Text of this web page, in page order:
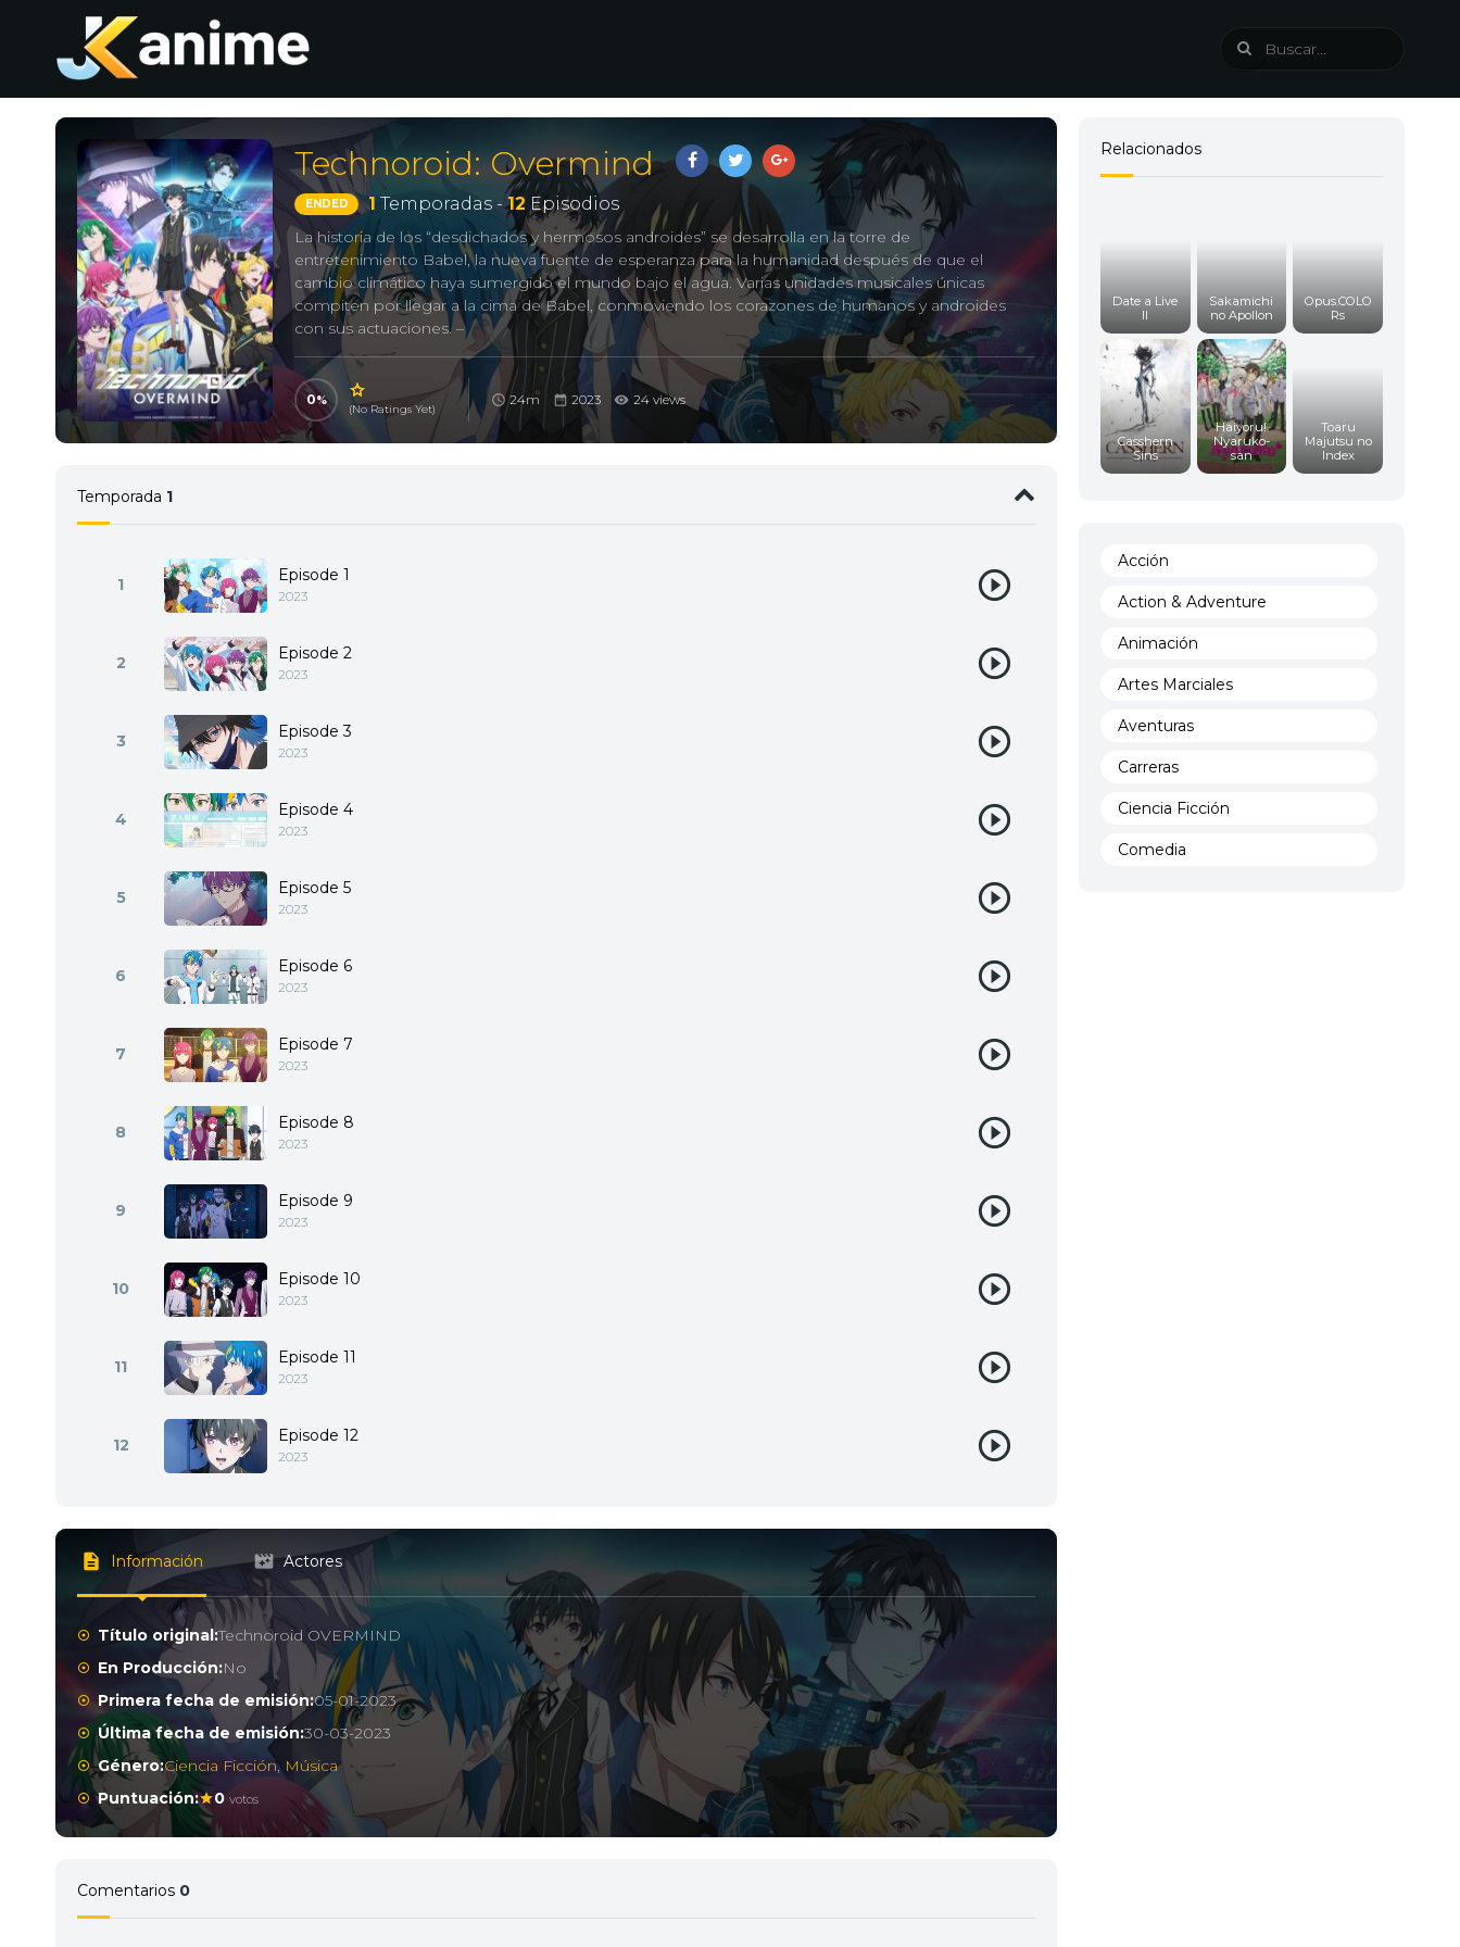
Technoroid: Overmind
ENDED 1 Temporadas -12 Episodios
La historia de los “desdichados y hermosos androides” se desarrolla en la torre de
entretenimiento Babel, la nueva fuente de esperanza para la humanidad después de que el
cambio climático haya sumergido el mundo bajo el agua. Varias unidades musicales únicas
compiten por llegar a la cima de Babel, conmoviendo los corazones de humanos y androides
con sus actuaciones. –
0
(No Ratings Yet)
24m 2023 24 views
Temporada 1
1 Episode 1
2023
2 Episode 2
2023
3 Episode 3
2023
4 Episode 4
2023
5 Episode 5
2023
6 Episode 6
2023
7 Episode 7
2023
8 Episode 8
2023
9 Episode 9
2023
10 Episode 10
2023
11 Episode 11
2023
12 Episode 12
2023
Información Actores
Título original:Technoroid OVERMIND
En Producción:No
Primera fecha de emisión:05-01-2023
Última fecha de emisión:30-03-2023
Género:Ciencia Ficción, Música
Puntuación:
0 votos
Comentarios 0
Relacionados
Date a Live
II
Sakamichi
no Apollon
Opus.COLO
Rs
Casshern
Sins
Haiyoru!
Nyaruko-
san
Toaru
Majutsu no
Index
Acción
Action & Adventure
Animación
Artes Marciales
Aventuras
Carreras
Ciencia Ficción
Comedia